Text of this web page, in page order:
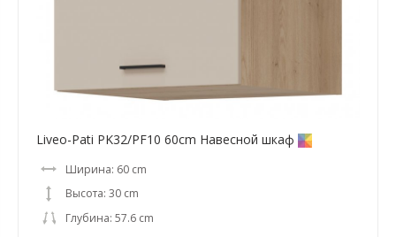
Liveo-Pati PK32/PF10 60cm Навесной шкаф
Ширина: 60 cm
Высота: 30 cm
Глубина: 57.6 cm